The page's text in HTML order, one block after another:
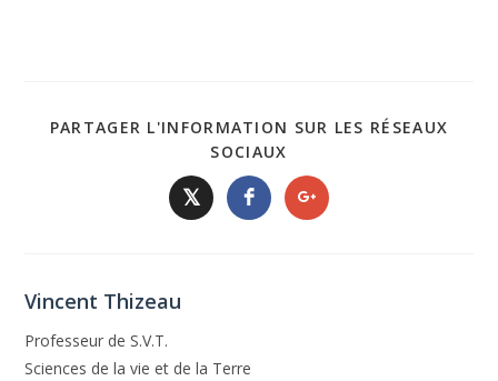
PARTAGER L'INFORMATION SUR LES RÉSEAUX
SOCIAUX
𝕏
Vincent Thizeau
Professeur de S.V.T.
Sciences de la vie et de la Terre